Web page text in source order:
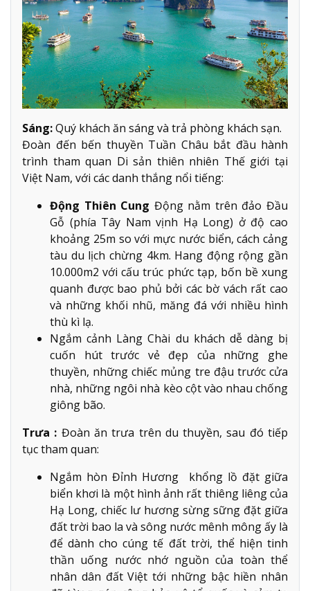
Sáng:Quý khách ăn sáng và trả phòng khách sạn.
Đoàn đến bến thuyền Tuần Châu bắt đầu hành
trình tham quan Di sản thiên nhiên Thế giới tại
Việt Nam, với các danh thắng nổi tiếng:
Động Thiên Cung Động nằm trên đảo Đầu
Gỗ (phía Tây Nam vịnh Hạ Long) ở độ cao
khoảng 25m so với mực nước biển, cách cảng
tàu du lịch chừng 4km. Hang động rộng gần
10.000m2 với cấu trúc phức tạp, bốn bề xung
quanh được bao phủ bởi các bờ vách rất cao
và những khối nhũ, măng đá với nhiều hình
thù kì lạ.
Ngắm cảnh Làng Chài du khách dễ dàng bị
cuốn hút trước vẻ đẹp của những ghe
thuyền, những chiếc mủng tre đậu trước cửa
nhà, những ngôi nhà kèo cột vào nhau chống
giông bão.
Trưa : Đoàn ăn trưa trên du thuyền, sau đó tiếp
tục tham quan:
Ngắm hòn Đỉnh Hương khổng lồ đặt giữa
biển khơi là một hình ảnh rất thiêng liêng của
Hạ Long, chiếc lư hương sừng sững đặt giữa
đất trời bao la và sông nước mênh mông ấy là
để dành cho cúng tế đất trời, thể hiện tinh
thần uống nước nhớ nguồn của toàn thể
nhân dân đất Việt tới những bậc hiền nhân